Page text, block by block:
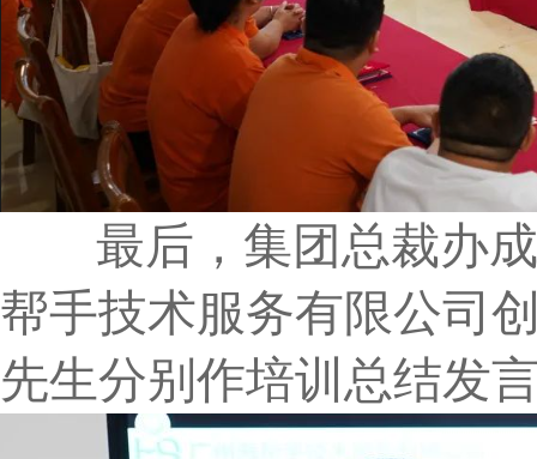
最后，集团总裁办成
帮手技术服务有限公司
先生分别作培训总结发